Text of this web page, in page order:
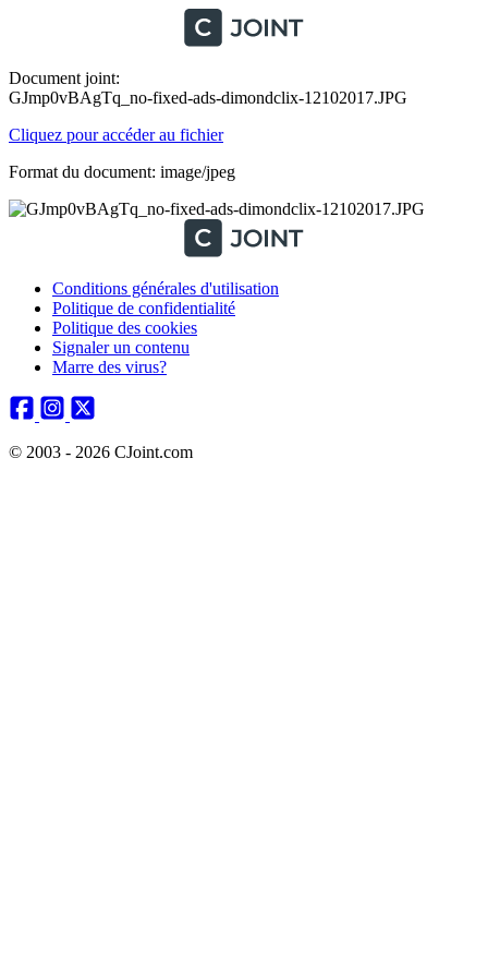
Document joint:
GJmp0vBAgTq_no-fixed-ads-dimondclix-12102017.JPG
Cliquez pour accéder au fichier
Format du document: image/jpeg
Conditions générales d'utilisation
Politique de confidentialité
Politique des cookies
Signaler un contenu
Marre des virus?
© 2003 - 2026 CJoint.com